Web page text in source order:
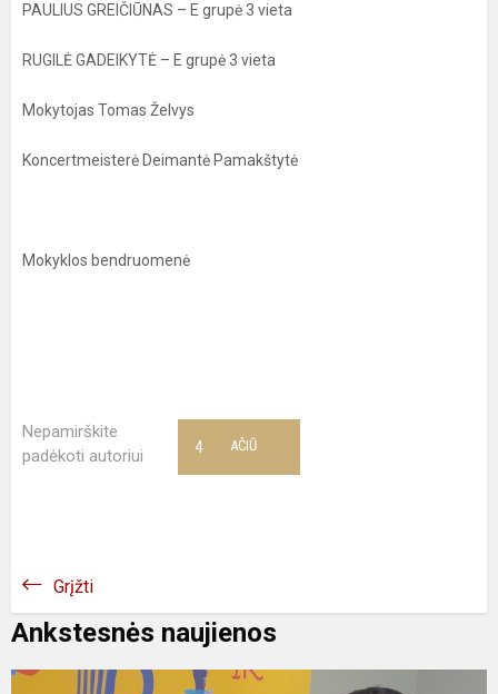
PAULIUS GREIČIŪNAS – E grupė 3 vieta
RUGILĖ GADEIKYTĖ – E grupė 3 vieta
Mokytojas Tomas Želvys
Koncertmeisterė Deimantė Pamakštytė
Mokyklos bendruomenė
Nepamirškite
padėkoti autoriui
AČIŪ
4
Grįžti
Ankstesnės naujienos